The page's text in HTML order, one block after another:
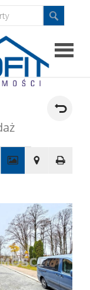
Domy
Dzialki